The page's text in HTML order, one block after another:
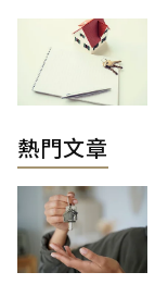
熱門文章